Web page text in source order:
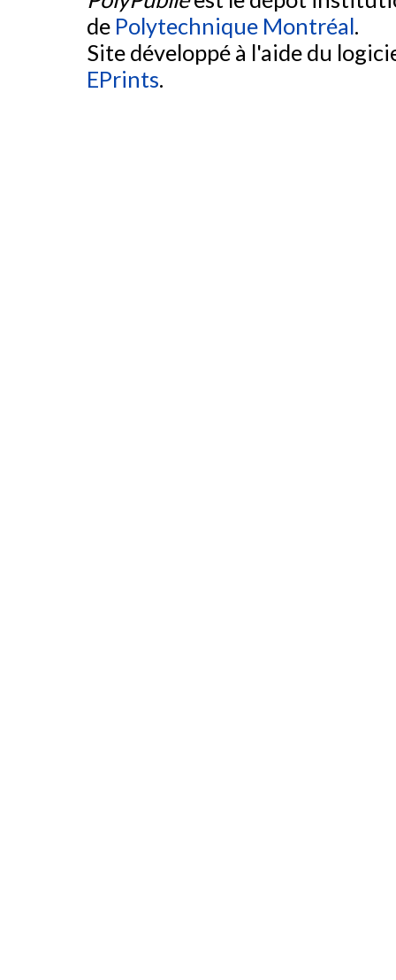
de Polytechnique Montréal.
Site développé à l'aide du
EPrints.